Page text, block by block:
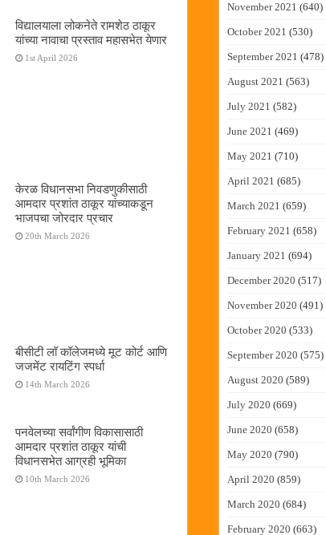
विद्यालयाला लोकनेते रामशेठ ठाकूर
यांच्या नावाचा प्रस्ताव महासभेत येणार
1st April 2026
केरळ विधानसभा निवडणुकीसाठी
आमदार प्रशांत ठाकूर यांच्याकडून
भाजपचा जोरदार प्रचार
20th March 2026
बीसीटी लॉ कॉलेजमध्ये मूट कोर्ट आणि
जजमेंट रायटिंग स्पर्धा
14th March 2026
पनवेलच्या सर्वांगीण विकासासाठी
आमदार प्रशांत ठाकूर यांची
विधानसभेत आग्रही भूमिका
10th March 2026
November 2021 (640)
October 2021 (530)
September 2021 (478)
August 2021 (563)
July 2021 (582)
June 2021 (469)
May 2021 (710)
April 2021 (685)
March 2021 (659)
February 2021 (658)
January 2021 (694)
December 2020 (517)
November 2020 (491)
October 2020 (533)
September 2020 (575)
August 2020 (589)
July 2020 (669)
June 2020 (658)
May 2020 (790)
April 2020 (859)
March 2020 (684)
February 2020 (663)